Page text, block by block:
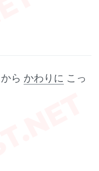
から かわりに こっ